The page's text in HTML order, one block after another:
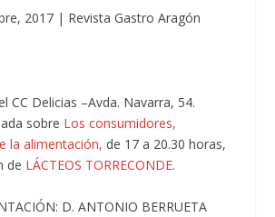
2017| Revista Gastro Aragón
CC Delicias –Avda. Navarra, 54.
sobre Los consumidores,
la alimentación, de 17 a 20.30 horas,
de LÁCTEOS TORRECONDE.
D. ANTONIO BERRUETA